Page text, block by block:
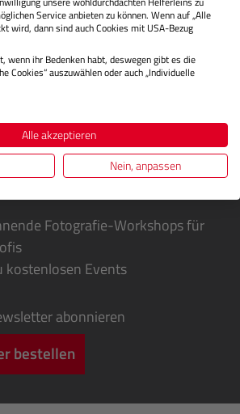
Cashbacks &
Fotografie-Workshops für
kostenlosen Events
abonnieren
bestellen
Service anbieten zu können. Wenn auf „Alle
wird, dann sind auch Cookies mit USA-Bezug
wenn ihr Bedenken habt, deswegen gibt es die
Cookies“ auszuwählen oder auch „Individuelle
Alle akzeptieren
Nein, anpassen